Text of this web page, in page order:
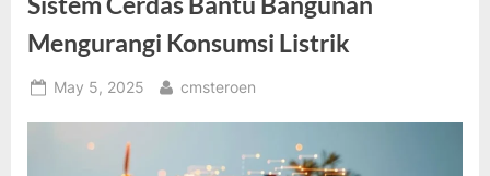
Mengurangi Konsumsi Listrik
Posted
May 5, 2025 By
cmsteroen